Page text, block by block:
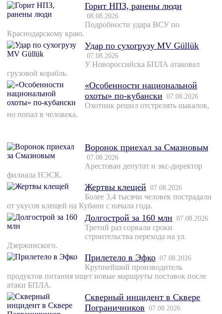
Горит НПЗ, ранены люди
08.08.2026
Подробности удара ВСУ по
Краснодарскому краю.
Удар по сухогрузу MV Güllük
07.08.2026
У Новороссийска БПЛА атаковал
грузовой корабль.
«Особенности национальной
охоты» по-кубански 07.08.2026
Охотник решил отстрелять шакалов,
но попал в человека.
Воронок приехал за Смазновым
07.08.2026
Арестован депутат и экс-директор
филиала НЭСК.
Жертвы клещей 07.08.2026
Более 3,4 тысячи человек пострадали
от укусов клещей на Кубани с начала года.
Долгострой за 160 млн 07.08.2026
Третий раз сорвали сроки
строительства перехода на ул.
Дзержинского.
Прилетело в Эфко 07.08.2026
Крупнейший производитель
продуктов питания ищет новые маршруты поставок после
атаки БПЛА.
Скверный инцидент в Сквере
Пограничников 07.08.2026